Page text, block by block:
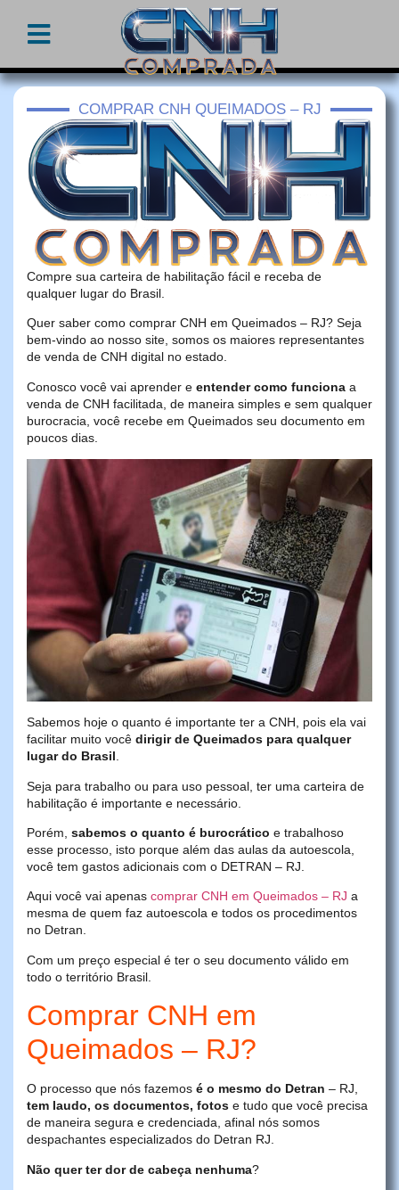
COMPRAR CNH QUEIMADOS – RJ
Compre sua carteira de habilitação fácil e receba de
qualquer lugar do Brasil.
Quer saber como comprar CNH em Queimados – RJ? Seja
bem-vindo ao nosso site, somos os maiores representantes
de venda de CNH digital no estado.
Conosco você vai aprender e entender como funciona a
venda de CNH facilitada, de maneira simples e sem qualquer
burocracia, você recebe em Queimados seu documento em
poucos dias.
Sabemos hoje o quanto é importante ter a CNH, pois ela vai
facilitar muito você dirigir de Queimados para qualquer
lugar do Brasil.
Seja para trabalho ou para uso pessoal, ter uma carteira de
habilitação é importante e necessário.
Porém, sabemos o quanto é burocrático e trabalhoso
esse processo, isto porque além das aulas da autoescola,
você tem gastos adicionais com o DETRAN – RJ.
Aqui você vai apenas comprar CNH em Queimados – RJ a
mesma de quem faz autoescola e todos os procedimentos
no Detran.
Com um preço especial é ter o seu documento válido em
todo o território Brasil.
Comprar CNH em
Queimados – RJ?
O processo que nós fazemos é o mesmo do Detran – RJ,
tem laudo, os documentos, fotos e tudo que você precisa
de maneira segura e credenciada, afinal nós somos
despachantes especializados do Detran RJ.
Não quer ter dor de cabeça nenhuma?